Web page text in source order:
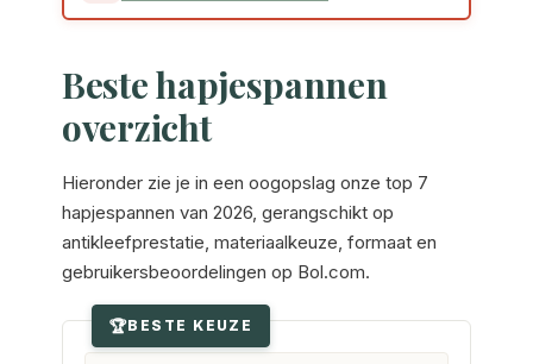
Beste hapjespannen
overzicht
Hieronder zie je in een oogopslag onze top 7
hapjespannen van 2026, gerangschikt op
antikleefprestatie, materiaalkeuze, formaat en
gebruikersbeoordelingen op Bol.com.
BESTE KEUZE